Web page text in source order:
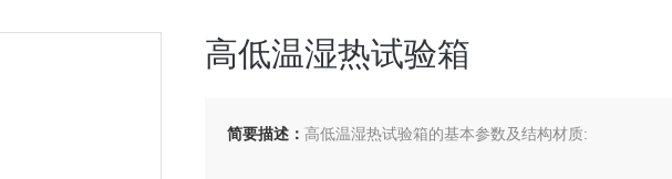
高低温湿热试验箱
简要描述： 高低温湿热试验箱的基本参数及结构材质: